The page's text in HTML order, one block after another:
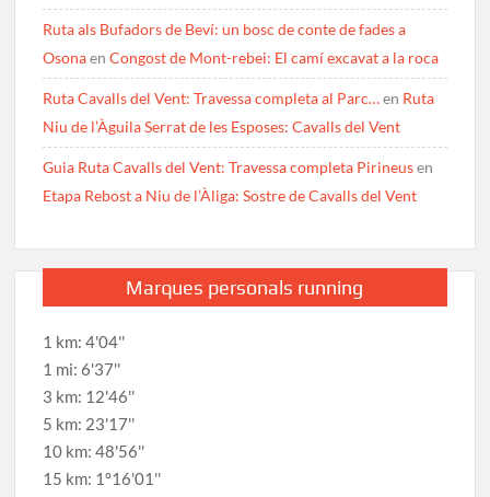
Ruta als Bufadors de Beví: un bosc de conte de fades a
OsonaenCongost de Mont-rebei: El camí excavat a la roca
Ruta Cavalls del Vent: Travessa completa al Parc…en Ruta
Niu de l’Àguila Serrat de les Esposes: Cavalls del Vent
Guia Ruta Cavalls del Vent: Travessa completa Pirineusen
Etapa Rebost a Niu de l’Àliga: Sostre de Cavalls del Vent
Marques personals running
1 km: 4'04''
1 mi: 6'37''
3 km: 12'46''
5 km: 23'17''
10 km: 48'56''
15 km: 1º16'01''